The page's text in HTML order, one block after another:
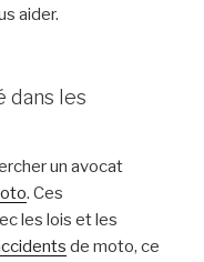
aider.
dans les
un avocat
. Ces
les lois et les
de moto, ce